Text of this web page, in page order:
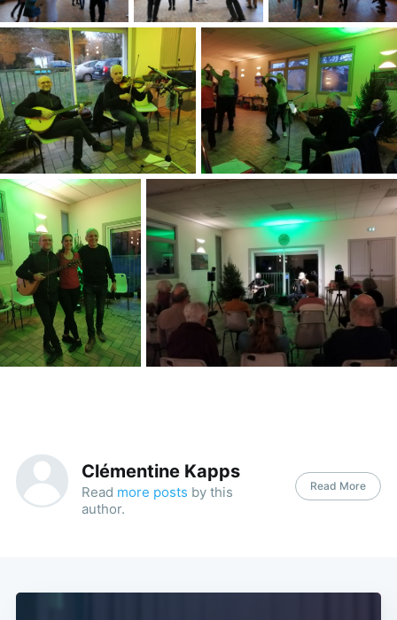
Clémentine Kapps
Read more posts by this
author.
Read More